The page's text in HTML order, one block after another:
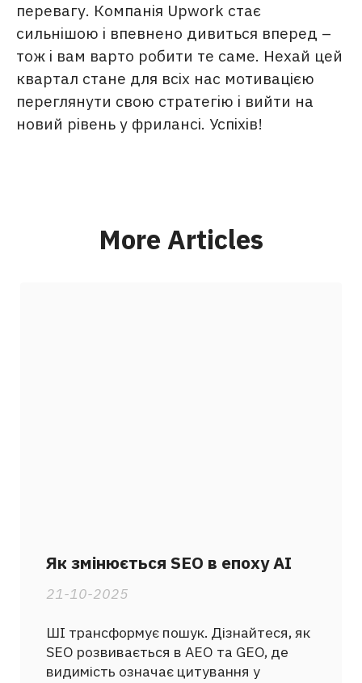
перевагу. Компанія Upwork стає
сильнішою і впевнено дивиться вперед –
тож і вам варто робити те саме. Нехай цей
квартал стане для всіх нас мотивацією
переглянути свою стратегію і вийти на
новий рівень у фрилансі. Успіхів!
More Articles
Як змінюється SEO в епоху AI
21-10-2025
ШІ трансформує пошук. Дізнайтеся, як
SEO розвивається в AEO та GEO, де
видимість означає цитування у